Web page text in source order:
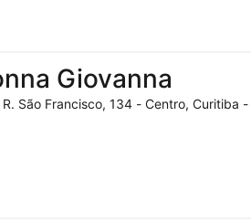
Giovanna
São Francisco, 134 - Centro, Curitiba